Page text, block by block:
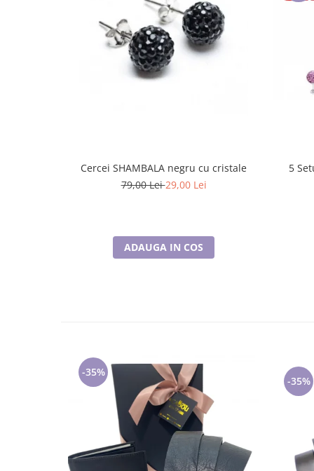
Cercei SHAMBALA negru cu cristale
79,00 Lei29,00 Lei
ADAUGA IN COS
5
-35%
-35%